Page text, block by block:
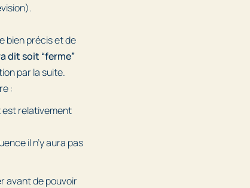
bien précis et de
dit soit “ferme”
par la suite.
:
est relativement
il n’y aura pas
avant de pouvoir